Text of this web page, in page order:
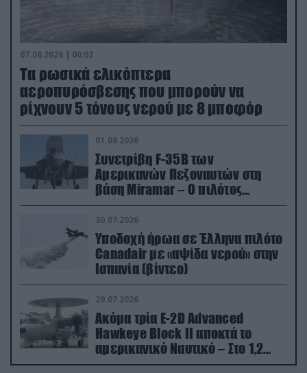
07.08.2026 | 00:02
Τα ρωσικά ελικόπτερα
αεροπυρόσβεσης που μπορούν να
ρίχνουν 5 τόνους νερού με 8 μποφόρ
01.08.2026
Συνετρίβη F-35B των
Αμερικανών Πεζοναυτών στη
βάση Miramar – Ο πιλότος
εκτινάχθηκε εγκαίρως
30.07.2026
Υποδοχή ήρωα σε Έλληνα πιλότο
Canadair με «αψίδα νερού» στην
Ισπανία (βίντεο)
29.07.2026
Ακόμα τρία E-2D Advanced
Hawkeye Block II αποκτά το
αμερικανικό Ναυτικό – Στο 1,2
δισ.δολάρια το κόστος